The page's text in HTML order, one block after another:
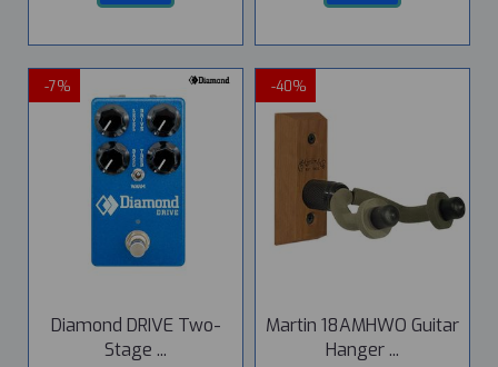
-7%
Diamond DRIVE Two-
Stage ...
-40%
Martin 18AMHWO Guitar
Hanger ...